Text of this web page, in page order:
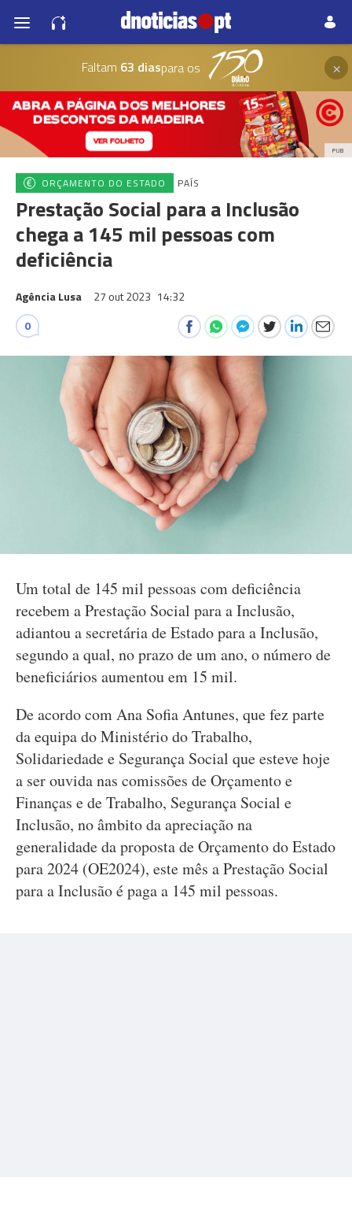
Faltam 63 diaspara os ×
PUB
ORÇAMENTO DO ESTADO PAÍS
Prestação Social para a Inclusão
chega a 145 mil pessoas com
deficiência
Agência Lusa 27 out 2023 14:32
0
Um total de 145 mil pessoas com deficiência
recebem a Prestação Social para a Inclusão,
adiantou a secretária de Estado para a Inclusão,
segundo a qual, no prazo de um ano, o número de
beneficiários aumentou em 15 mil.
De acordo com Ana Sofia Antunes, que fez parte
da equipa do Ministério do Trabalho,
Solidariedade e Segurança Social que esteve hoje
a ser ouvida nas comissões de Orçamento e
Finanças e de Trabalho, Segurança Social e
Inclusão, no âmbito da apreciação na
generalidade da proposta de Orçamento do Estado
para 2024 (OE2024), este mês a Prestação Social
para a Inclusão é paga a 145 mil pessoas.